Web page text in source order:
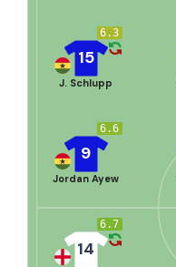
6.3
15
J. Schlupp
6.6
9
Jordan Ayew
6.7
14